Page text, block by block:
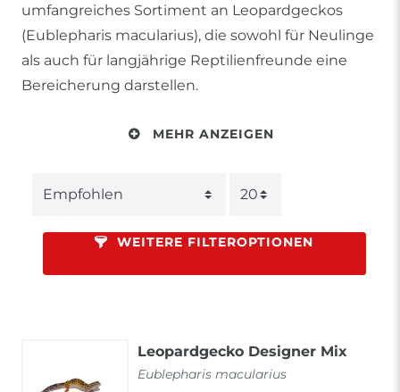
umfangreiches Sortiment an Leopardgeckos
(Eublepharis macularius), die sowohl für Neulinge
als auch für langjährige Reptilienfreunde eine
Bereicherung darstellen.
MEHR ANZEIGEN
WEITERE FILTEROPTIONEN
Leopardgecko Designer Mix
Eublepharis macularius